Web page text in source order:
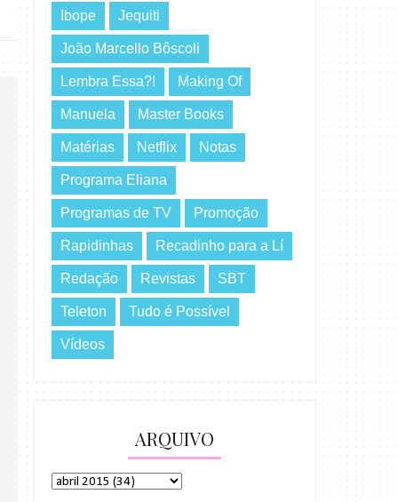
Ibope Jequiti
João Marcello Bôscoli
Lembra Essa?! Making Of
Manuela Master Books
Matérias Netflix Notas
Programa Eliana
Programas de TV Promoção
Rapidinhas Recadinho para a Lí
Redação Revistas SBT
Teleton Tudo é Possível
Vídeos
ARQUIVO